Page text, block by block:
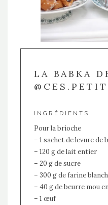
LA BABKA
INGRÉDIENTS
Pour la brioche
– 1 sachet de levure de
– 120 g de lait entier
– 20 g de sucre
– 300 g de farine
– 40 g de beurre mou
– 1 œuf